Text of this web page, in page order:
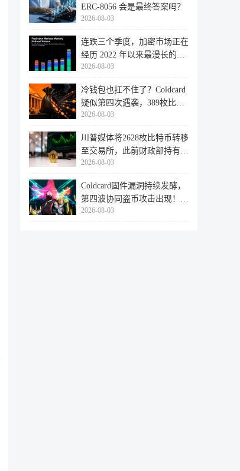
ERC-8056 会是最终答案吗？
2026-08-03
连跌三个季度，加密市场正在
经历 2022 年以来最漫长的退
潮
2026-08-03
冷钱包也扛不住了？Coldcard
疑似第四次遇袭，389枚比特
币失
2026-08-03
川普媒体将2628枚比特币转移
至交易所，此前财政部持有的
比特
2026-08-03
Coldcard固件漏洞持续发酵，
第四波协同盗币攻击出现！
462个
2026-08-03